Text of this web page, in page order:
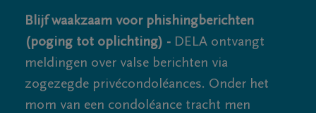
Blijf waakzaam voor phishingberichten
(poging tot oplichting) - DELA ontvangt
meldingen over valse berichten via
zogezegde privécondoléances. Onder het
mom van een condoléance tracht men